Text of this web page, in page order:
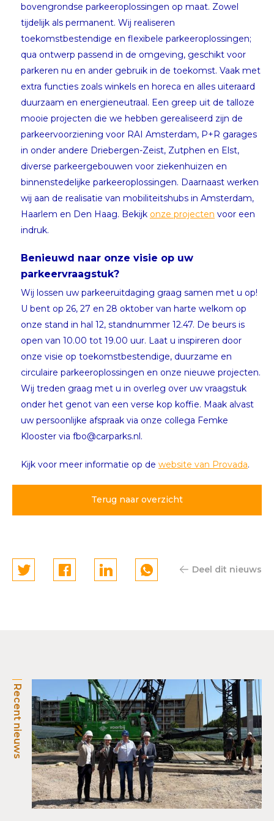
bovengrondse parkeeroplossingen op maat. Zowel
tijdelijk als permanent. Wij realiseren
toekomstbestendige en flexibele parkeeroplossingen;
qua ontwerp passend in de omgeving, geschikt voor
parkeren nu en ander gebruik in de toekomst. Vaak met
extra functies zoals winkels en horeca en alles uiteraard
duurzaam en energieneutraal. Een greep uit de talloze
mooie projecten die we hebben gerealiseerd zijn de
parkeervoorziening voor RAI Amsterdam, P+R garages
in onder andere Driebergen-Zeist, Zutphen en Elst,
diverse parkeergebouwen voor ziekenhuizen en
binnenstedelijke parkeeroplossingen. Daarnaast werken
wij aan de realisatie van mobiliteitshubs in Amsterdam,
Haarlem en Den Haag. Bekijk onze projecten voor een
indruk.
Benieuwd naar onze visie op uw
parkeervraagstuk?
Wij lossen uw parkeeruitdaging graag samen met u op!
U bent op 26, 27 en 28 oktober van harte welkom op
onze stand in hal 12, standnummer 12.47. De beurs is
open van 10.00 tot 19.00 uur. Laat u inspireren door
onze visie op toekomstbestendige, duurzame en
circulaire parkeeroplossingen en onze nieuwe projecten.
Wij treden graag met u in overleg over uw vraagstuk
onder het genot van een verse kop koffie. Maak alvast
uw persoonlijke afspraak via onze collega Femke
Klooster via fbo@carparks.nl.
Kijk voor meer informatie op de website van Provada.
Terug naar overzicht
Deel dit nieuws
Recent nieuws